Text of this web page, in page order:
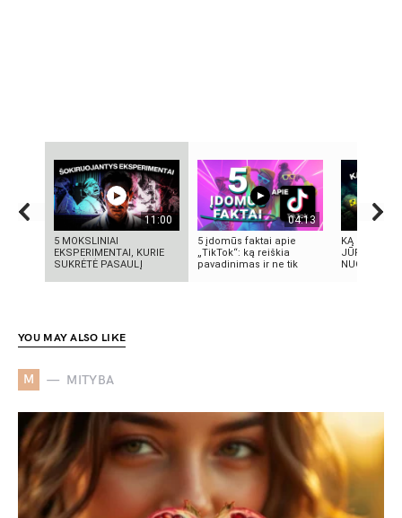
11:00
5 MOKSLINIAI
EKSPERIMENTAI, KURIE
SUKRĖTĖ PASAULĮ
04:13
5 įdomūs faktai apie
„TikTok“: ką reiškia
pavadinimas ir ne tik
KĄ SLEPIA
JŪRA? 5
YOU MAY ALSO LIKE
M MITYBA